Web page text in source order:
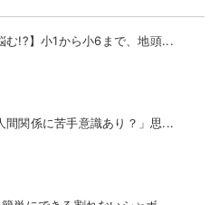
む!?】小1から小6まで、地頭...
間関係に苦手意識あり？」思...